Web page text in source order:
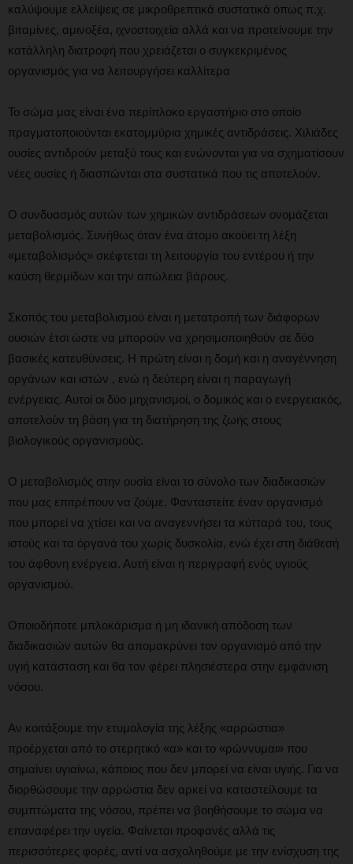
καλύψουμε ελλείψεις σε μικροθρεπτικά συστατικά όπως π.χ.
βιταμίνες, αμινοξέα, ιχνοστοιχεία αλλά και να προτείνουμε την
κατάλληλη διατροφή που χρειάζεται ο συγκεκριμένος
οργανισμός για να λειτουργήσει καλλίτερα
Το σώμα μας είναι ένα περίπλοκο εργαστήριο στο οποίο
πραγματοποιούνται εκατομμύρια χημικές αντιδράσεις. Χιλιάδες
ουσίες αντιδρούν μεταξύ τους και ενώνονται για να σχηματίσουν
νέες ουσίες ή διασπώνται στα συστατικά που τις αποτελούν.
Ο συνδυασμός αυτών των χημικών αντιδράσεων ονομάζεται
μεταβολισμός. Συνήθως όταν ένα άτομο ακούει τη λέξη
«μεταβολισμός» σκέφτεται τη λειτουργία του εντέρου ή την
καύση θερμίδων και την απώλεια βάρους.
Σκοπός του μεταβολισμού είναι η μετατροπή των διάφορων
ουσιών έτσι ώστε να μπορούν να χρησιμοποιηθούν σε δύο
βασικές κατευθύνσεις. Η πρώτη είναι η δομή και η αναγέννηση
οργάνων και ιστών , ενώ η δεύτερη είναι η παραγωγή
ενέργειας. Αυτοί οι δύο μηχανισμοί, ο δομικός και ο ενεργειακός,
αποτελούν τη βάση για τη διατήρηση της ζωής στους
βιολογικούς οργανισμούς.
Ο μεταβολισμός στην ουσία είναι το σύνολο των διαδικασιών
που μας επιτρέπουν να ζούμε. Φανταστείτε έναν οργανισμό
που μπορεί να χτίσει και να αναγεννήσει τα κύτταρά του, τους
ιστούς και τα όργανά του χωρίς δυσκολία, ενώ έχει στη διάθεσή
του άφθονη ενέργεια. Αυτή είναι η περιγραφή ενός υγιούς
οργανισμού.
Οποιοδήποτε μπλοκάρισμα ή μη ιδανική απόδοση των
διαδικασιών αυτών θα απομακρύνει τον οργανισμό από την
υγιή κατάσταση και θα τον φέρει πλησιέστερα στην εμφάνιση
νόσου.
Αν κοιτάξουμε την ετυμολογία της λέξης «αρρώστια»
προέρχεται από το στερητικό «α» και το «ρώννυμαι» που
σημαίνει υγιαίνω, κάποιος που δεν μπορεί να είναι υγιής. Για να
διορθώσουμε την αρρώστια δεν αρκεί να καταστείλουμε τα
συμπτώματα της νόσου, πρέπει να βοηθήσουμε το σώμα να
επαναφέρει την υγεία. Φαίνεται προφανές αλλά τις
περισσότερες φορές, αντί να ασχοληθούμε με την ενίσχυση της